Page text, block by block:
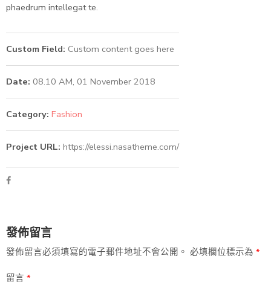
phaedrum intellegat te.
Custom Field: Custom content goes here
Date: 08.10 AM, 01 November 2018
Category: Fashion
Project URL: https://elessi.nasatheme.com/
發佈留言
發佈留言必須填寫的電子郵件地址不會公開。 必填欄位標示為 *
留言 *